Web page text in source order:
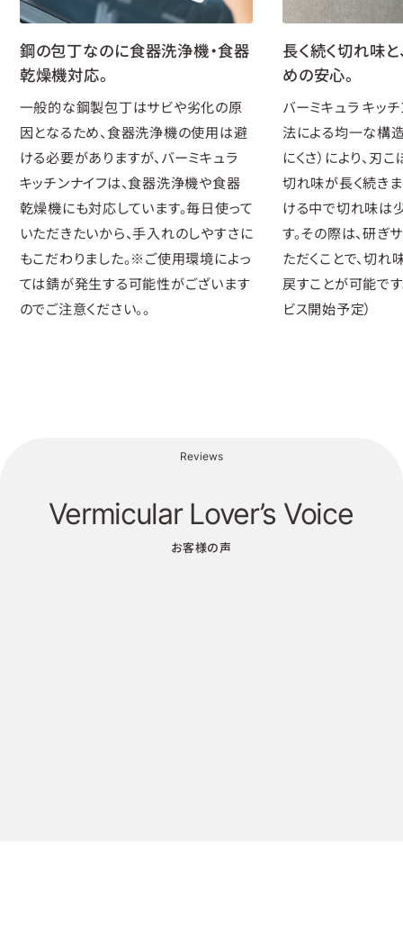
鋼の包丁なのに食器洗浄機・食器
乾燥機対応。
一般的な鋼製包丁はサビや劣化の原
因となるため、食器洗浄機の使用は避
ける必要がありますが、バーミキュラ
キッチンナイフは、食器洗浄機や食器
乾燥機にも対応しています。毎日使って
いただきたいから、手入れのしやすさに
もこだわりました。※ご使用環境によっ
ては錆が発生する可能性がございます
のでご注意ください。。
長く続く切れ味
めの安心。
バーミキュラ キッ
法による均一な構
にくさ）により、刃
切れ味が長く続きま
ける中で切れ味は
す。その際は、研ぎ
ただくことで、切
戻すことが可能で
ビス開始予定）
Reviews
Vermicular Lover’s Voice
お客様の声